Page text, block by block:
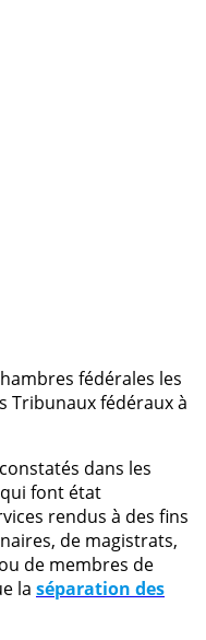
fédérales les
Tribunaux fédéraux à
dans les
font état
rendus à des fins
de magistrats,
de membres de
la séparation des